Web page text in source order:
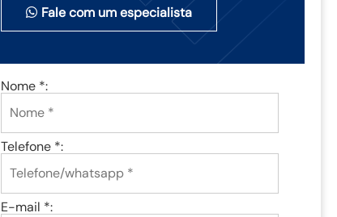
Fale com um especialista
Nome *:
Telefone *:
E-mail *: